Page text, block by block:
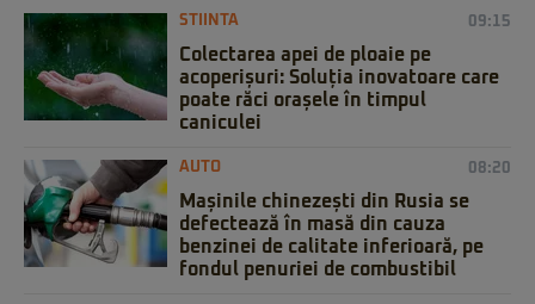
STIINTA 09:15
Colectarea apei de ploaie pe
acoperișuri: Soluția inovatoare care
poate răci orașele în timpul
caniculei
AUTO 08:20
Mașinile chinezești din Rusia se
defectează în masă din cauza
benzinei de calitate inferioară, pe
fondul penuriei de combustibil